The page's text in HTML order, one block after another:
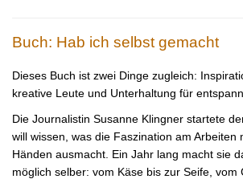
Buch: Hab ich selbst gemacht
Dieses Buch ist zwei Dinge zugleich:
kreative Leute und Unterhaltung für
Die Journalistin Susanne Klingner startete
will wissen, was die Faszination am Arbeiten
Händen ausmacht. Ein Jahr lang macht sie
möglich selber: vom Käse bis zur Seife, vom